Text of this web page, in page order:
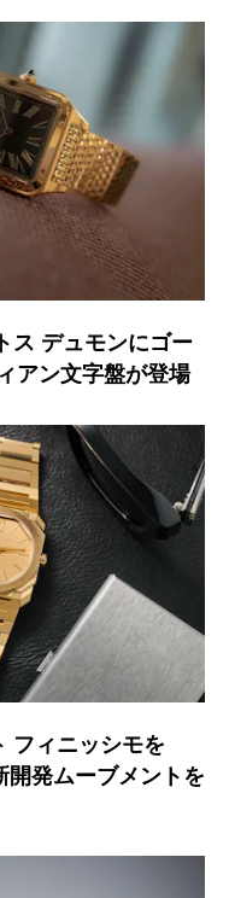
ス デュモンにゴー
アン文字盤が登場
フィニッシモを
開発ムーブメントを